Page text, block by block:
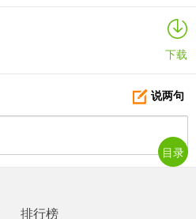
下载
说两句
排行榜
目录